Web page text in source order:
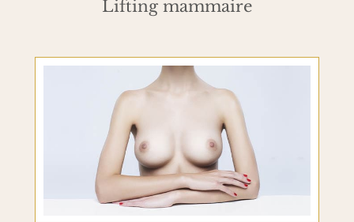
Lifting mammaire